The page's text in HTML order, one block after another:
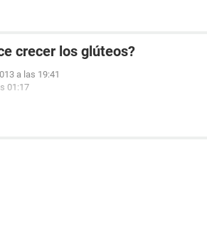
crecer los glúteos?
a las 19:41
01:17